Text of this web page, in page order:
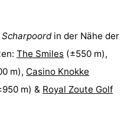
in der Nähe der
The Smiles (±550 m),
m), Casino Knokke
m) & Royal Zoute Golf